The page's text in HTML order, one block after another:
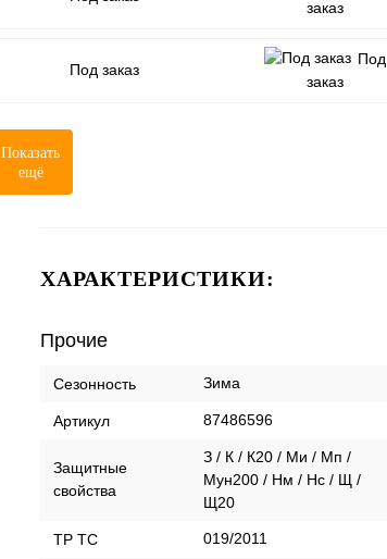
заказ
Под заказ
Под
заказ
Показать
ещё
ХАРАКТЕРИСТИКИ:
Прочие
Сезонность Зима
Артикул 87486596
Защитные
свойства
З / К / К20 / Ми / Мп /
Мун200 / Нм / Нс / Щ /
Щ20
ТР ТС 019/2011